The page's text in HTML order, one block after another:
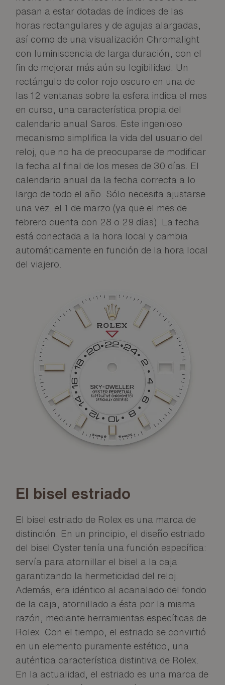
pasan a estar dotadas de índices de las
horas rectangulares y de agujas alargadas,
así como de una visualización Chromalight
con luminiscencia de larga duración, con el
fin de mejorar más aún su legibilidad. Un
rectángulo de color rojo oscuro en una de
las 12 ventanas sobre la esfera indica el mes
en curso, una característica propia del
calendario anual Saros. Este ingenioso
mecanismo simplifica la vida del usuario del
reloj, que no ha de preocuparse de modificar
la fecha al final de los meses de 30 días. El
calendario anual da la fecha correcta a lo
largo de todo el año. Sólo necesita ajustarse
una vez: el 1 de marzo (ya que el mes de
febrero cuenta con 28 o 29 días). La fecha
está conectada a la hora local y cambia
automáticamente en función de la hora local
del viajero.
El bisel estriado
El bisel estriado de Rolex es una marca de
distinción. En un principio, el diseño estriado
del bisel Oyster tenía una función específica:
servía para atornillar el bisel a la caja
garantizando la hermeticidad del reloj.
Además, era idéntico al acanalado del fondo
de la caja, atornillado a ésta por la misma
razón, mediante herramientas específicas de
Rolex. Con el tiempo, el estriado se convirtió
en un elemento puramente estético, una
auténtica característica distintiva de Rolex.
En la actualidad, el estriado es una marca de